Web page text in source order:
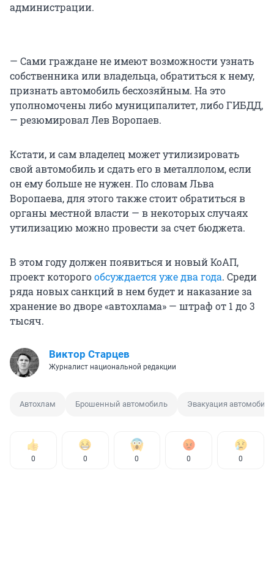
администрации.
— Сами граждане не имеют возможности узнать
собственника или владельца, обратиться к нему,
признать автомобиль бесхозяйным. На это
уполномочены либо муниципалитет, либо ГИБДД,
— резюмировал Лев Воропаев.
Кстати, и сам владелец может утилизировать
свой автомобиль и сдать его в металлолом, если
он ему больше не нужен. По словам Льва
Воропаева, для этого также стоит обратиться в
органы местной власти — в некоторых случаях
утилизацию можно провести за счет бюджета.
В этом году должен появиться и новый КоАП,
проект которогообсуждается уже два года. Среди
ряда новых санкций в нем будет и наказание за
хранение во дворе «автохлама» — штраф от 1 до 3
тысяч.
Виктор Старцев
Журналист национальной редакции
Автохлам Брошенный автомобиль Эвакуация автомобиля
0 0 0 0 0